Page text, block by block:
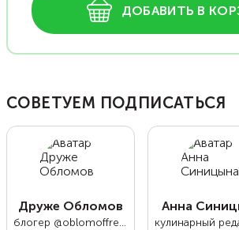
ДОБАВИТЬ В
СОВЕТУЕМ ПОДПИСАТЬСЯ
Друже Обломов
блогер @oblomoffrecipe
Анна